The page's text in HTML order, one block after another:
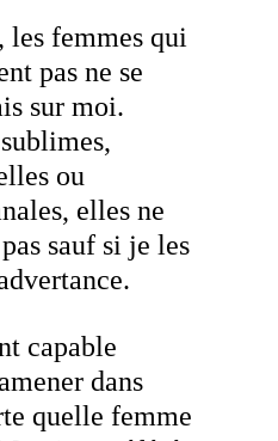
femmes qui
pas ne se
sur moi.
ou
elles ne
sauf si je les
capable
dans
quelle femme